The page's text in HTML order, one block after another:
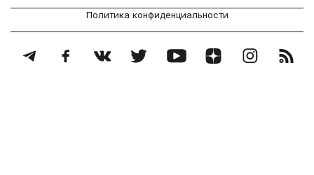
Политика конфиденциальности